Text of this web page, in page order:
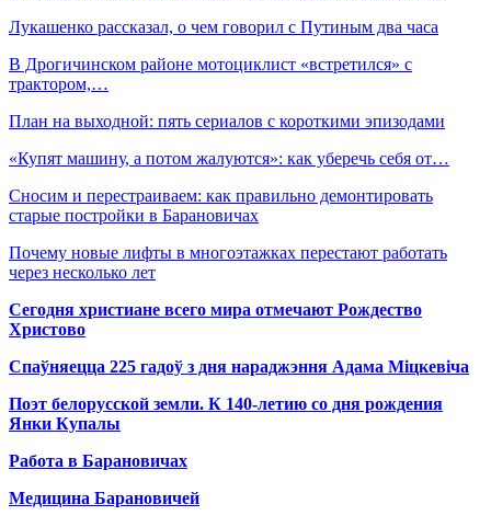
Лукашенко рассказал, о чем говорил с Путиным два часа
В Дрогичинском районе мотоциклист «встретился» с
трактором,…
План на выходной: пять сериалов с короткими эпизодами
«Купят машину, а потом жалуются»: как уберечь себя от…
Сносим и перестраиваем: как правильно демонтировать
старые постройки в Барановичах
Почему новые лифты в многоэтажках перестают работать
через несколько лет
Сегодня христиане всего мира отмечают Рождество
Христово
Спаўняецца 225 гадоў з дня нараджэння Адама Міцкевіча
Поэт белорусской земли. К 140-летию со дня рождения
Янки Купалы
Работа в Барановичах
Медицина Барановичей